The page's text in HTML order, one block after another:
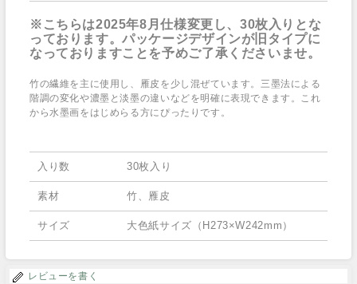
※こちらは2025年8月仕様変更し、30枚入りとな
っております。パッケージデザインが旧タイプに
なっておりますことを予めご了承くださいませ。
竹の繊維を主に使用し、雁皮を少し混ぜています。三墨法による
階調の変化や濃墨と淡墨の違いなどを明確に表現できます。これ
から水墨画をはじめらる方にぴったりです。
入り数 30枚入り
素材 竹、雁皮
サイズ 大色紙サイズ（H273×W242mm）
レビューを書く